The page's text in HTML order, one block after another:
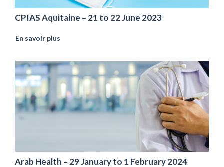
CPIAS Aquitaine – 21 to 22 June 2023
En savoir plus
Arab Health – 29 January to 1 February 2024